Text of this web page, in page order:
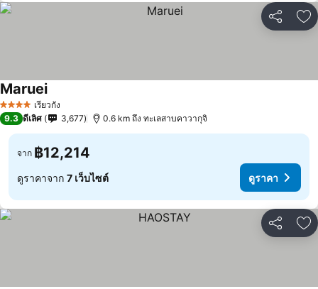
แชร์ เ
4 ดาว เรียวกัง
Marueiดูราคา
9.3 ดีเลิศ 3,677 0.6 km ถึง ทะเลสาบคาวากุจิ
จาก ฿12,214
ดูราคาจาก 7 เว็บไซต์ ดูราคา
แชร์ เ